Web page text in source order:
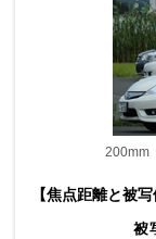
200mm
【焦点距離と被